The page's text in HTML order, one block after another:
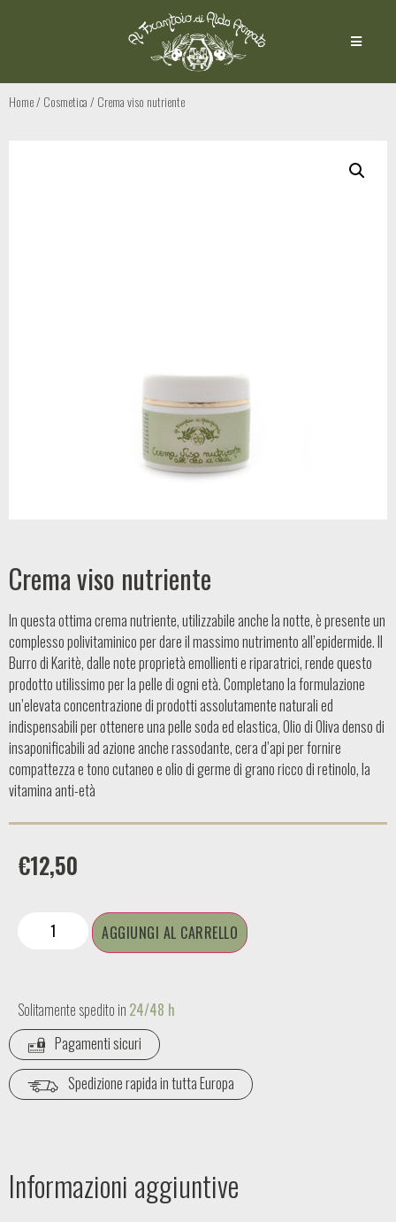
Home/Cosmetica/ Crema viso nutriente
Crema viso nutriente
In questa ottima crema nutriente, utilizzabile anche la notte, è presente un
complesso polivitaminico per dare il massimo nutrimento all’epidermide. Il
Burro di Karitè, dalle note proprietà emollienti e riparatrici, rende questo
prodotto utilissimo per la pelle di ogni età. Completano la formulazione
un’elevata concentrazione di prodotti assolutamente naturali ed
indispensabili per ottenere una pelle soda ed elastica, Olio di Oliva denso di
insaponificabili ad azione anche rassodante, cera d’api per fornire
compattezza e tono cutaneo e olio di germe di grano ricco di retinolo, la
vitamina anti-età
€12,50
AGGIUNGI AL CARRELLO
Solitamente spedito in 24/48 h
Pagamenti sicuri
Spedizione rapida in tutta Europa
Informazioni aggiuntive